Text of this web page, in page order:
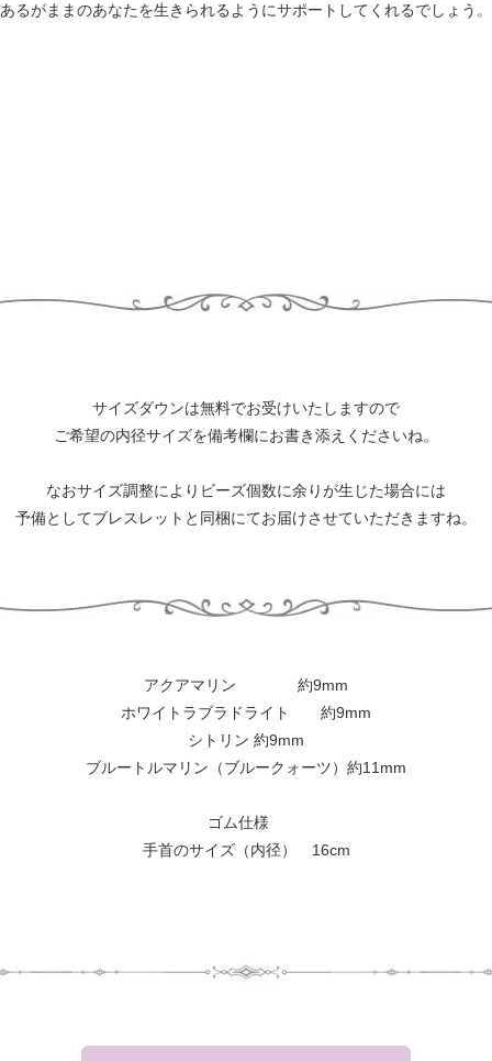
あるがままのあなたを生きられるようにサポートしてくれるでしょう。
サイズダウンは無料でお受けいたしますので
ご希望の内径サイズを備考欄にお書き添えくださいね。
なおサイズ調整によりビーズ個数に余りが生じた場合には
予備としてブレスレットと同梱にてお届けさせていただきますね。
アクアマリン 約9mm
ホワイトラブラドライト 約9mm
シトリン 約9mm
ブルートルマリン（ブルークォーツ）約11mm
ゴム仕様
手首のサイズ（内径） 16cm